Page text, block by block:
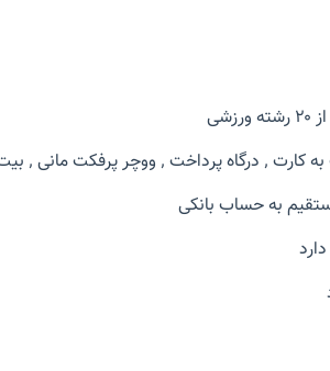
٬ بیت کوین
به حساب بانکی